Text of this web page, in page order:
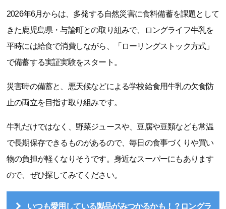
2026年6月からは、多発する自然災害に食料備蓄を課題として
きた鹿児島県・与論町との取り組みで、ロングライフ牛乳を
平時には給食で消費しながら、「ローリングストック方式」
で備蓄する実証実験をスタート。
災害時の備蓄と、悪天候などによる学校給食用牛乳の欠食防
止の両立を目指す取り組みです。
牛乳だけではなく、野菜ジュースや、豆腐や豆類なども常温
で長期保存できるものがあるので、毎日の食事づくりや買い
物の負担が軽くなりそうです。身近なスーパーにもあります
ので、ぜひ探してみてください。
いつも愛用している製品がみつかるかも！？ロングラ